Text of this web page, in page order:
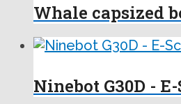
Whale capsized
Ninebot G30D -